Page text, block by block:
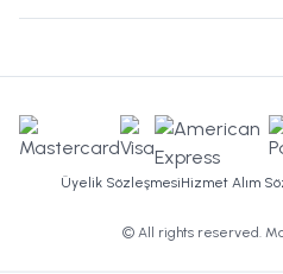
Üyelik SözleşmesiHizmet Alım
© All rights reserved.